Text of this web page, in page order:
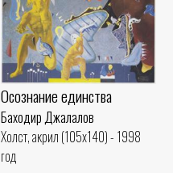
Осознание единства
Баходир Джалалов
Холст, акрил (105x140) - 1998
год